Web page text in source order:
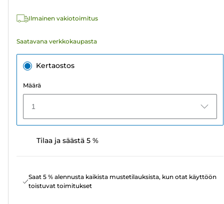
Ilmainen vakiotoimitus
Saatavana verkkokaupasta
Kertaostos
Määrä
1
Tilaa ja säästä 5 %
Saat 5 % alennusta kaikista mustetilauksista, kun otat käyttöön
toistuvat toimitukset